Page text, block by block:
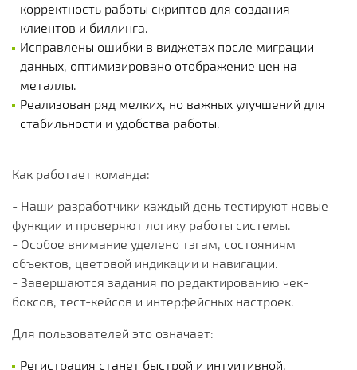
корректность работы скриптов для создания
клиентов и биллинга.
Исправлены ошибки в виджетах после миграции
данных, оптимизировано отображение цен на
металлы.
Реализован ряд мелких, но важных улучшений для
стабильности и удобства работы.
Как работает команда:
- Наши разработчики каждый день тестируют новые
функции и проверяют логику работы системы.
- Особое внимание уделено тэгам, состояниям
объектов, цветовой индикации и навигации.
- Завершаются задания по редактированию чек-
боксов, тест-кейсов и интерфейсных настроек.
Для пользователей это означает:
Регистрация станет быстрой и интуитивной.